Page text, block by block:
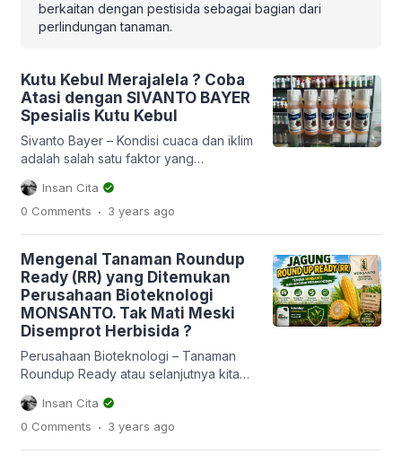
berkaitan dengan pestisida sebagai bagian dari
perlindungan tanaman.
Kutu Kebul Merajalela ? Coba
Atasi dengan SIVANTO BAYER
Spesialis Kutu Kebul
Sivanto Bayer – Kondisi cuaca dan iklim
adalah salah satu faktor yang
mempengaruhi perkembangan kutu
kebul. Di cuaca yang cenderung panas
akhir-akhir ini sangat berpotensi
penyakit kuning di lokasi yang populasi
kutu kebulnya tinggi. Ya, kutu kebul
diketahui sebagai salah satu hama
vektor virus gemini penyebab penyakit
[…]
Insan Cita
0 Comments . 3 years ago
Mengenal Tanaman Roundup
Ready (RR) yang Ditemukan
Perusahaan Bioteknologi
MONSANTO. Tak Mati Meski
Disemprot Herbisida ?
Perusahaan Bioteknologi – Tanaman
Roundup Ready atau selanjutnya kita
sebut Tanaman RR, merupakan istilah
sekaligus merk dagang bagi tanaman
yang telah direkayasa secara genetik
Insan Cita
0 Comments . 3 years ago